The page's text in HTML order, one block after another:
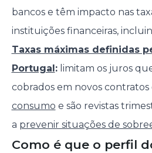
bancos e têm impacto nas
instituições financeiras,
Taxas máximas definidas
Portugal :limitam os juros
cobrados em novos contratos
consumo e são revistas
a prevenir situações de
Como é que o perfil